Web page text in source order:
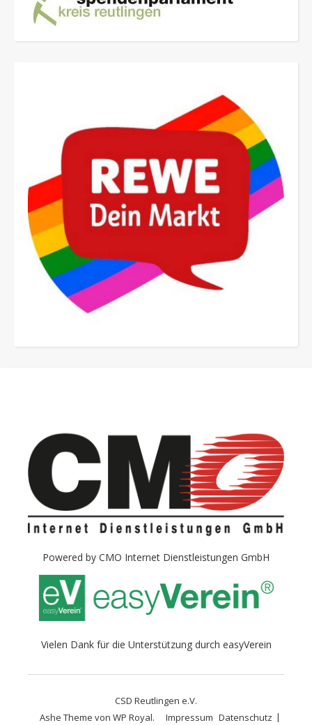
Powered by CMO Internet Dienstleistungen GmbH
Vielen Dank für die Unterstützung durch easyVerein
CSD Reutlingen e.V.
Impressum Datenschutz
Ashe Theme von WP Royal.